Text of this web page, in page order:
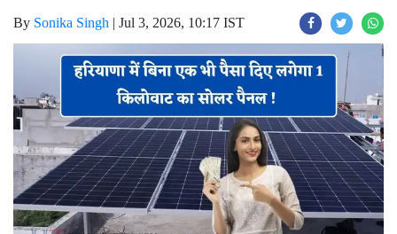
By Sonika Singh | Jul 3, 2026, 10:17 IST